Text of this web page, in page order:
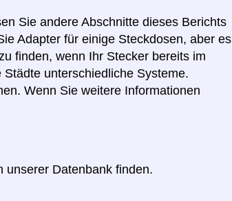
Sie andere Abschnitte dieses Berichts
Adapter für einige Steckdosen, aber es
finden, wenn Ihr Stecker bereits im
unterschiedliche Systeme.
Wenn Sie weitere Informationen
unserer Datenbank finden.